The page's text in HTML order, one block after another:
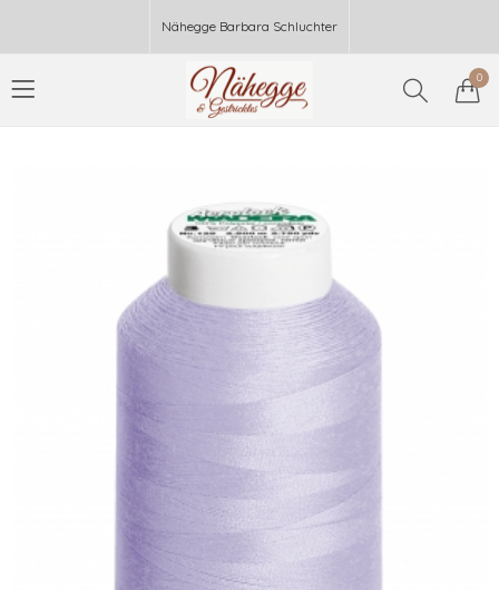
Nähegge Barbara Schluchter
0